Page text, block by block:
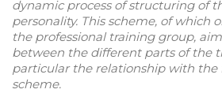
dynamic process of structuring of
personality. This scheme, of which
the professional training group,
between the different parts of the
particular the relationship with
scheme.